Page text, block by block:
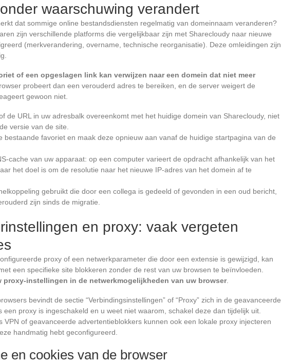
waarschuwing verandert
dat sommige online bestandsdiensten regelmatig van domeinnaam veranderen?
zijn verschillende platforms die vergelijkbaar zijn met Sharecloudy naar nieuwe
(merkverandering, overname, technische reorganisatie). Deze omleidingen zijn
of een opgeslagen link kan verwijzen naar een domein dat niet meer
probeert dan een verouderd adres te bereiken, en de server weigert de
gewoon niet.
de URL in uw adresbalk overeenkomt met het huidige domein van Sharecloudy, niet
versie van de site.
bestaande favoriet en maak deze opnieuw aan vanaf de huidige startpagina van de
cache van uw apparaat: op een computer varieert de opdracht afhankelijk van het
het doel is om de resolutie naar het nieuwe IP-adres van het domein af te
gebruikt die door een collega is gedeeld of gevonden in een oud bericht,
zijn sinds de migratie.
en proxy: vaak vergeten
proxy of een netwerkparameter die door een extensie is gewijzigd, kan
een specifieke site blokkeren zonder de rest van uw browsen te beïnvloeden.
proxy-instellingen in de netwerkmogelijkheden van uw browser.
bevindt de sectie “Verbindingsinstellingen” of “Proxy” zich in de geavanceerde
een proxy is ingeschakeld en u weet niet waarom, schakel deze dan tijdelijk uit.
VPN of geavanceerde advertentieblokkers kunnen ook een lokale proxy injecteren
handmatig hebt geconfigureerd.
en cookies van de browser